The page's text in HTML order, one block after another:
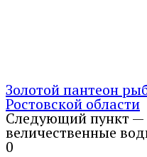
Золотой пантеон
Ростовской области
Следующий пункт —
величественные
0